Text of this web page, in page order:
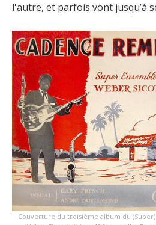
l'autre, et parfois vont jusqu’à
Couverture du troisième album du